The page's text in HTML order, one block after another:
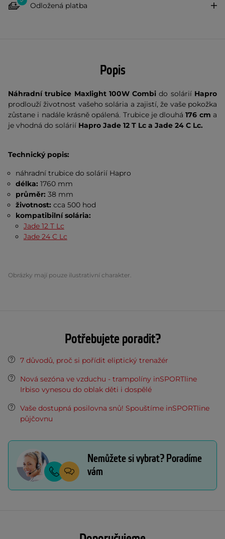
Odložená platba
Popis
Náhradní trubice Maxlight 100W Combido soláriíHapro
prodlouží životnost vašeho solária a zajistí, že vaše pokožka
zůstane i nadále krásně opálená. Trubice je dlouhá176 cm a
je vhodná do solárií Hapro Jade 12 T Lc a Jade 24 C Lc.
Technický popis:
náhradní trubice do solárií Hapro
délka:1760 mm
průměr:38 mm
životnost:cca 500 hod
kompatibilní solária:
Jade 12 T Lc
Jade 24 C Lc
Obrázky mají pouze ilustrativní charakter.
Potřebujete poradit?
7 důvodů, proč si pořídit eliptický trenažér
Nová sezóna ve vzduchu - trampolíny inSPORTline
Irbiso vynesou do oblak děti i dospělé
Vaše dostupná posilovna snů! Spouštíme inSPORTline
půjčovnu
Nemůžete si vybrat? Poradíme
vám